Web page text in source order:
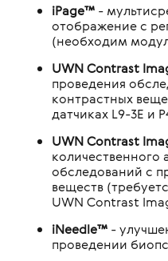
iPage™ -
отображение с
(необходим
UWN Contrast
проведения
контрастных
датчиках L9-3E и
UWN Contrast
количественного
обследований с
веществ
UWN Contrast
iNeedle™ -
проведении